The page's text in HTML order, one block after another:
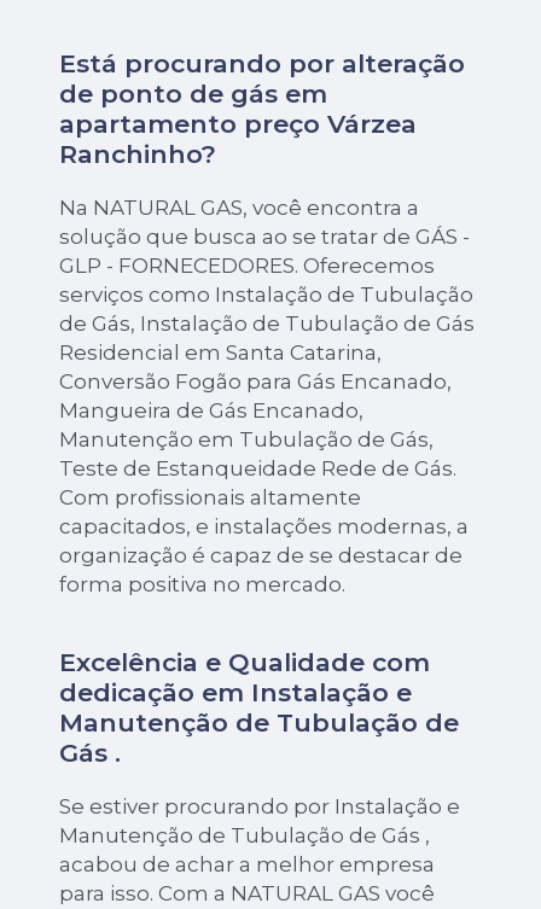
Está procurando por alteração
de ponto de gás em
apartamento preço Várzea
Ranchinho?
Na NATURAL GAS, você encontra a
solução que busca ao se tratar de GÁS -
GLP - FORNECEDORES. Oferecemos
serviços como Instalação de Tubulação
de Gás, Instalação de Tubulação de Gás
Residencial em Santa Catarina,
Conversão Fogão para Gás Encanado,
Mangueira de Gás Encanado,
Manutenção em Tubulação de Gás,
Teste de Estanqueidade Rede de Gás.
Com profissionais altamente
capacitados, e instalações modernas, a
organização é capaz de se destacar de
forma positiva no mercado.
Excelência e Qualidade com
dedicação em Instalação e
Manutenção de Tubulação de
Gás .
Se estiver procurando por Instalação e
Manutenção de Tubulação de Gás ,
acabou de achar a melhor empresa
para isso. Com a NATURAL GAS você